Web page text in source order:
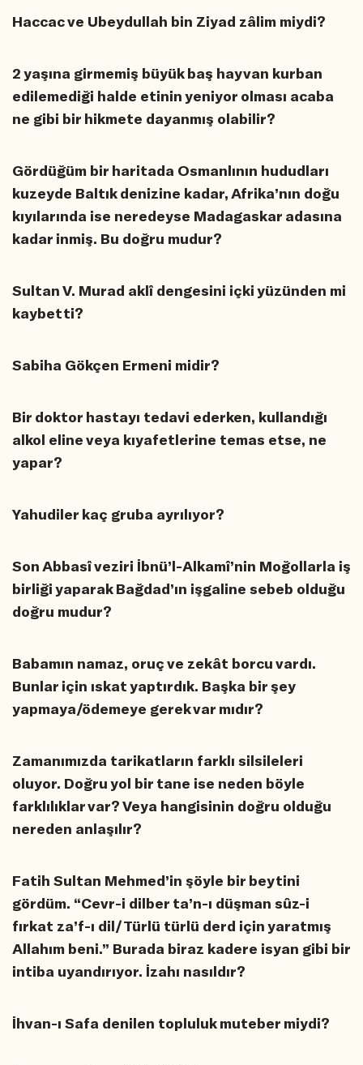
Haccac ve Ubeydullah bin Ziyad zâlim miydi?
2 yaşına girmemiş büyük baş hayvan kurban
edilemediği halde etinin yeniyor olması acaba
ne gibi bir hikmete dayanmış olabilir?
Gördüğüm bir haritada Osmanlının hududları
kuzeyde Baltık denizine kadar, Afrika’nın doğu
kıyılarında ise neredeyse Madagaskar adasına
kadar inmiş. Bu doğru mudur?
Sultan V. Murad aklî dengesini içki yüzünden mi
kaybetti?
Sabiha Gökçen Ermeni midir?
Bir doktor hastayı tedavi ederken, kullandığı
alkol eline veya kıyafetlerine temas etse, ne
yapar?
Yahudiler kaç gruba ayrılıyor?
Son Abbasî veziri İbnü’l-Alkamî’nin Moğollarla iş
birliği yaparak Bağdad’ın işgaline sebeb olduğu
doğru mudur?
Babamın namaz, oruç ve zekât borcu vardı.
Bunlar için ıskat yaptırdık. Başka bir şey
yapmaya/ödemeye gerek var mıdır?
Zamanımızda tarikatların farklı silsileleri
oluyor. Doğru yol bir tane ise neden böyle
farklılıklar var? Veya hangisinin doğru olduğu
nereden anlaşılır?
Fatih Sultan Mehmed’in şöyle bir beytini
gördüm. “Cevr-i dilber ta’n-ı düşman sûz-i
fırkat za’f-ı dil/Türlü türlü derd için yaratmış
Allahım beni.” Burada biraz kadere isyan gibi bir
intiba uyandırıyor. İzahı nasıldır?
İhvan-ı Safa denilen topluluk muteber miydi?